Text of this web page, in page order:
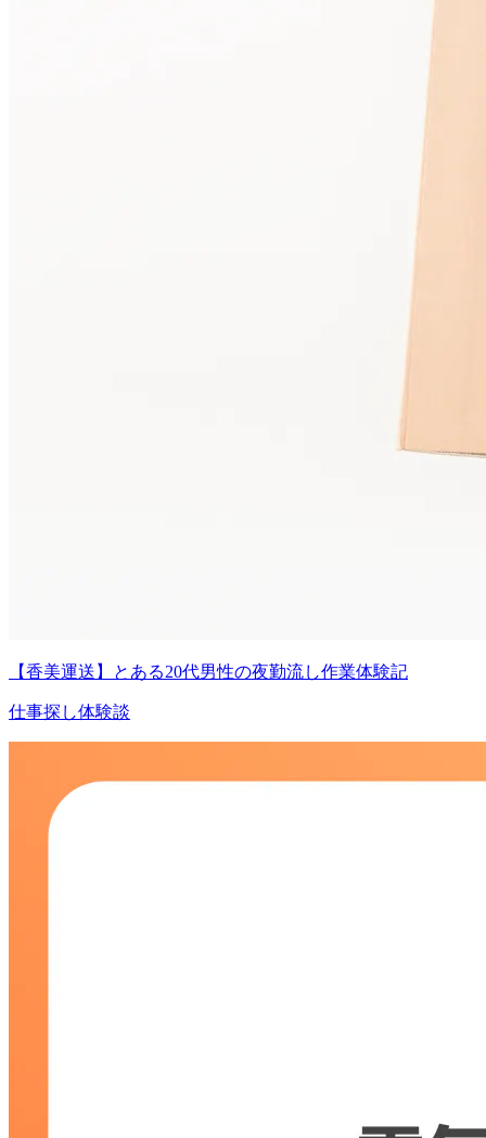
【香美運送】とある20代男性の夜勤流し作業体験記
仕事探し体験談